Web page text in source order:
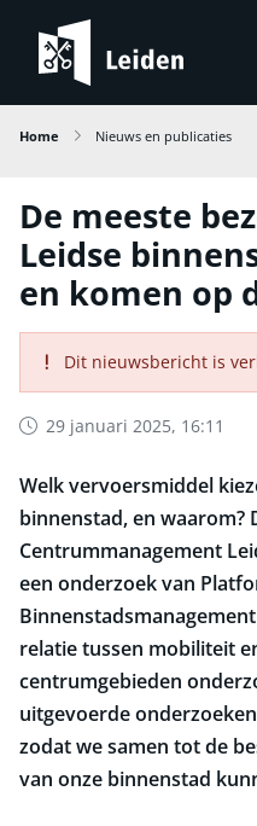
Home Nieuws en publicaties
De meeste
Leidse
en komen op
Dit nieuwsbericht is
29 januari 2025, 16:11
Welk vervoersmiddel
binnenstad, en waarom?
Centrummanagement
een onderzoek van
relatie tussen mobiliteit
centrumgebieden
uitgevoerde
zodat we samen tot de
van onze binnenstad